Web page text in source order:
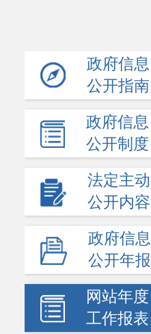
政府信息
公开指南
政府信息
公开制度
法定主动
公开内容
政府信息
公开年报
网站年度
工作报表